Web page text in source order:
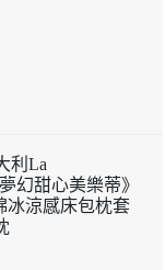
利La
幻甜心美樂蒂》
冰涼感床包枕套